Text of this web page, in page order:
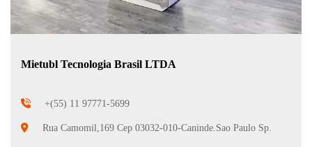
Mietubl Tecnologia Brasil LTDA
+(55) 11 97771-5699
Rua Camomil,169 Cep 03032-010-Caninde.Sao Paulo Sp.